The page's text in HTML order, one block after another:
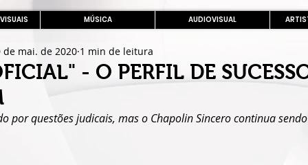
MÚSICA AUDIOVISUAL
- O PERFIL DE
de mai. de 2020 1 min de leitura
por questões judicais, mas o Chapolin Sincero continua